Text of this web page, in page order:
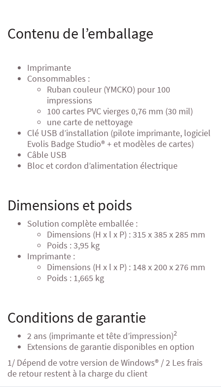
Contenu de l’emballage
Imprimante
Consommables :
Ruban couleur (YMCKO) pour 100
impressions
100 cartes PVC vierges 0,76 mm (30 mil)
une carte de nettoyage
Clé USB d’installation (pilote imprimante, logiciel
Evolis Badge Studio® + et modèles de cartes)
Câble USB
Bloc et cordon d’alimentation électrique
Dimensions et poids
Solution complète emballée :
Dimensions (H x l x P) : 315 x 385 x 285 mm
Poids : 3,95 kg
Imprimante :
Dimensions (H x l x P) : 148 x 200 x 276 mm
Poids : 1,665 kg
Conditions de garantie
2 ans (imprimante et tête d’impression)2
Extensions de garantie disponibles en option
1/ Dépend de votre version de Windows® / 2 Les frais
de retour restent à la charge du client